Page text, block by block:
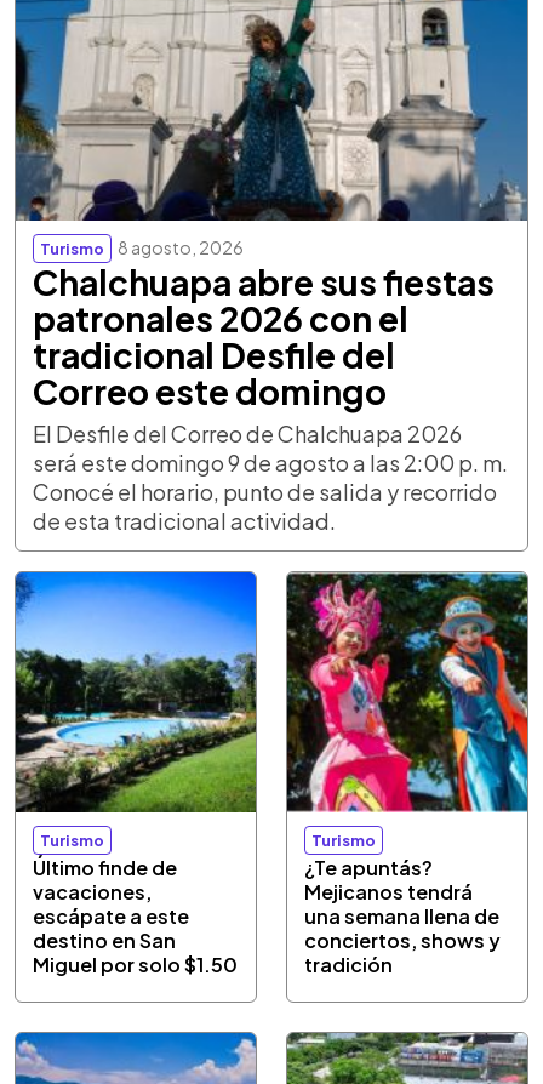
Turismo 8 agosto, 2026
Chalchuapa abre sus fiestas
patronales 2026 con el
tradicional Desfile del
Correo este domingo
El Desfile del Correo de Chalchuapa 2026
será este domingo 9 de agosto a las 2:00 p. m.
Conocé el horario, punto de salida y recorrido
de esta tradicional actividad.
Turismo
Último finde de
vacaciones,
escápate a este
destino en San
Miguel por solo $1.50
Turismo
¿Te apuntás?
Mejicanos tendrá
una semana llena de
conciertos, shows y
tradición